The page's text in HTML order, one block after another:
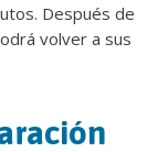
Después de
volver a sus